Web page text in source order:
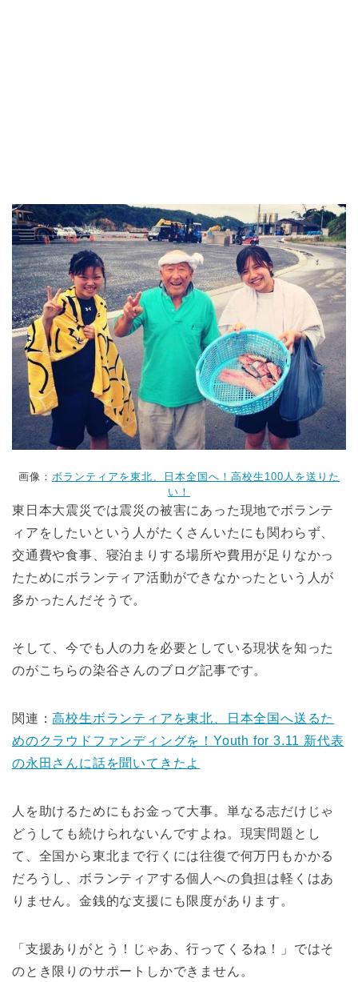
画像： ボランティアを東北、日本全国へ！高校生100人を送りた
い！
東日本大震災では震災の被害にあった現地でボランテ
ィアをしたいという人がたくさんいたにも関わらず、
交通費や食事、寝泊まりする場所や費用が足りなかっ
たためにボランティア活動ができなかったという人が
多かったんだそうで。
そして、今でも人の力を必要としている現状を知った
のがこちらの染谷さんのブログ記事です。
関連：高校生ボランティアを東北、日本全国へ送るた
めのクラウドファンディングを！Youth for 3.11 新代表
の永田さんに話を聞いてきたよ
人を助けるためにもお金って大事。単なる志だけじゃ
どうしても続けられないんですよね。現実問題とし
て、全国から東北まで行くには往復で何万円もかかる
だろうし、ボランティアする個人への負担は軽くはあ
りません。金銭的な支援にも限度があります。
「支援ありがとう！じゃあ、行ってくるね！」ではそ
のとき限りのサポートしかできません。